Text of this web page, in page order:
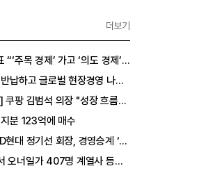
더보기
목 경제’ 가고 ‘의도 경제’ 왔다”
하고 글로벌 현장경영 나선다
석 의장 "성장 흐름은 변하지 않았다"
분 123억에 매수
정기선 회장, 경영승계 ‘큰 걸음’
일가 407명 계열사 등기임원 등재